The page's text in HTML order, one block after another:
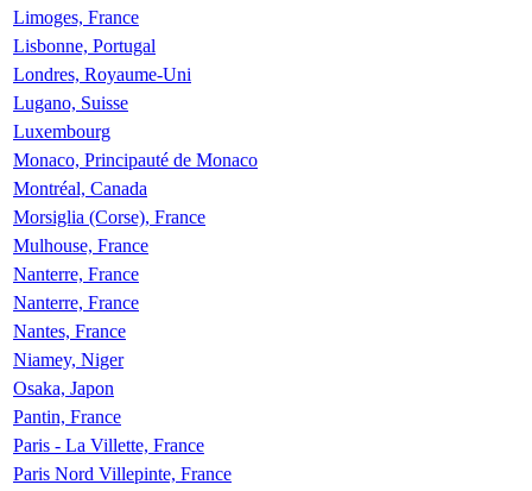
Limoges, France
Lisbonne, Portugal
Londres, Royaume-Uni
Lugano, Suisse
Luxembourg
Monaco, Principauté de Monaco
Montréal, Canada
Morsiglia (Corse), France
Mulhouse, France
Nanterre, France
Nanterre, France
Nantes, France
Niamey, Niger
Osaka, Japon
Pantin, France
Paris - La Villette, France
Paris Nord Villepinte, France